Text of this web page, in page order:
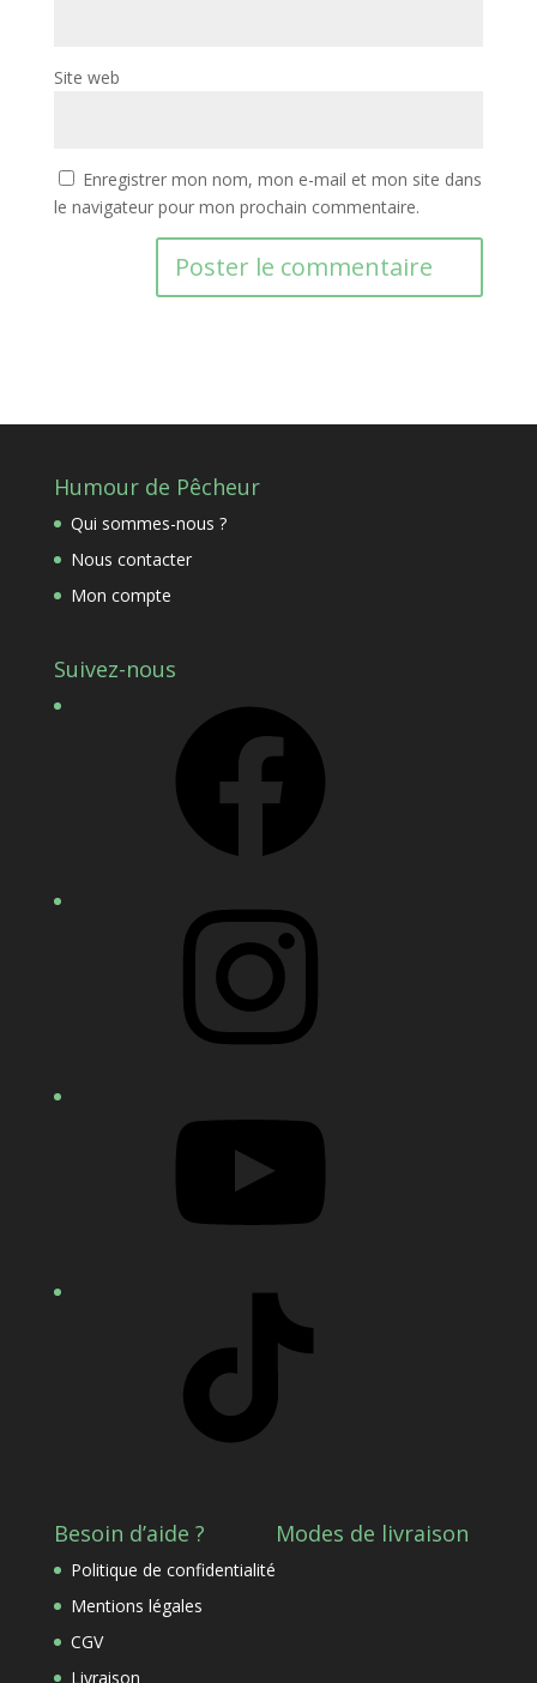
Site web
Enregistrer mon nom, mon e-mail et mon site dans
le navigateur pour mon prochain commentaire.
Humour de Pêcheur
Qui sommes-nous ?
Nous contacter
Mon compte
Suivez-nous
Besoin d’aide ?
Politique de confidentialité
Mentions légales
CGV
Livraison
Modes de livraison